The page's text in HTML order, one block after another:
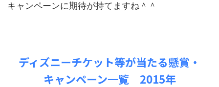
キャンペーンに期待が持てますね＾＾
ディズニーチケット等が当たる懸賞・
キャンペーン一覧 2015年